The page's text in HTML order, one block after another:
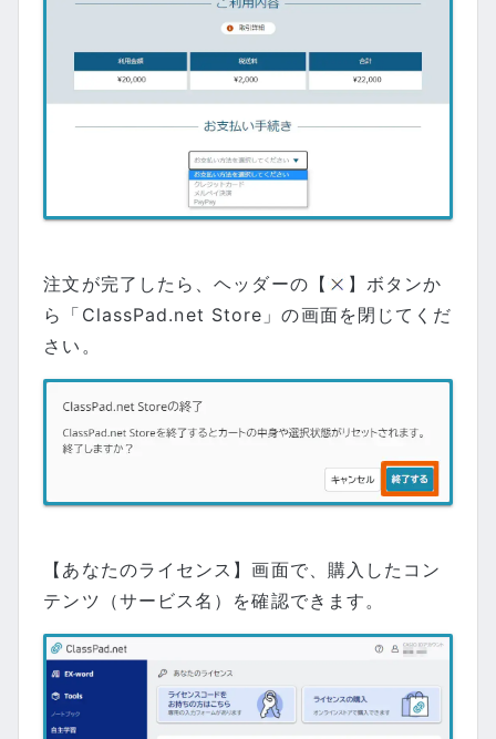
注文が完了したら、ヘッダーの【
】ボタンか
ら「ClassPad.net Store」の画面を閉じてくだ
さい。
【あなたのライセンス】画面で、購入したコン
テンツ（サービス名）を確認できます。